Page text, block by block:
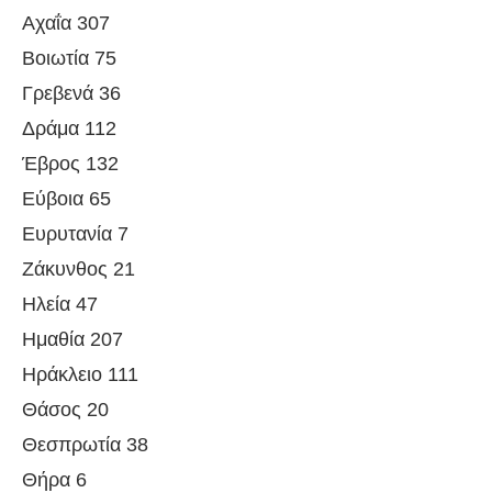
Αχαΐα 307
Βοιωτία 75
Γρεβενά 36
Δράμα 112
Έβρος 132
Εύβοια 65
Ευρυτανία 7
Ζάκυνθος 21
Ηλεία 47
Ημαθία 207
Ηράκλειο 111
Θάσος 20
Θεσπρωτία 38
Θήρα 6